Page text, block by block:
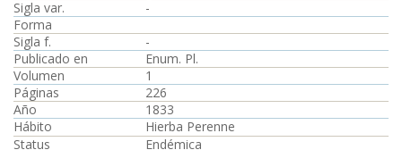
Sigla var.
-
Forma
Sigla f.
-
Publicado en
Enum. Pl.
Volumen
1
Páginas
226
Año
1833
Hábito
Hierba Perenne
Status
Endémica